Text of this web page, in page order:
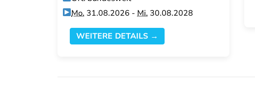
Mo. 31.08.2026 -Mi. 30.08.2028
WEITERE DETAILS →